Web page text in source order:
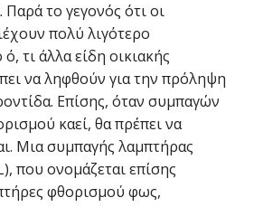
το γεγονός ότι οι
πολύ λιγότερο
τι άλλα είδη οικιακής
να ληφθούν για την πρόληψη
Επίσης, όταν συμπαγών
καεί, θα πρέπει να
Μια συμπαγής λαμπτήρας
που ονομάζεται επίσης
φθορισμού φως,